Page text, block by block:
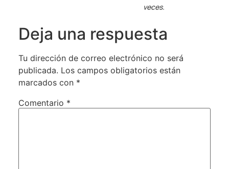
veces.
Deja una respuesta
Tu dirección de correo electrónico no será
publicada. Los campos obligatorios están
marcados con *
Comentario *